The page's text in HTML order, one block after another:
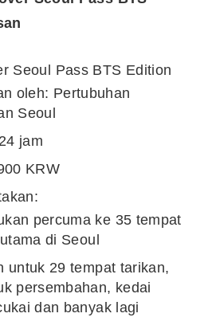
Seoul Pass BTS Edition
oleh: Pertubuhan
Seoul
jam
KRW
percuma ke 35 tempat
di Seoul
untuk 29 tempat tarikan,
persembahan, kedai
dan banyak lagi